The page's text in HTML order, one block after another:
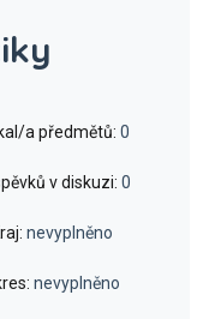
a předmětů: 0
v diskuzi: 0
nevyplněno
nevyplněno